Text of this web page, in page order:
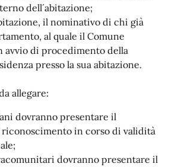
dell´abitazione;
il nominativo di chi già
al quale il Comune
avvio di procedimento della
presso la sua abitazione.
allegare:
dovranno presentare il
in corso di validità
dovranno presentare il